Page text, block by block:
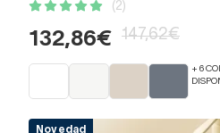
(2)
132,86€ 147,62€
+ 6
Novedad